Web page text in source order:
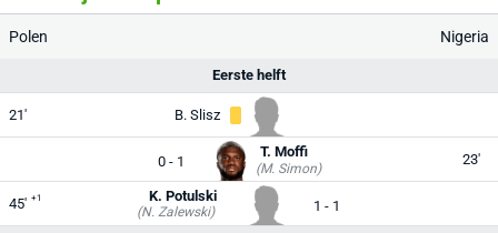
Polen Nigeria
Eerste helft
21' B. Slisz
0 - 1
T. Moffi
(M. Simon)
23'
45' +1
(N. Zalewski)
K. Potulski
1 - 1